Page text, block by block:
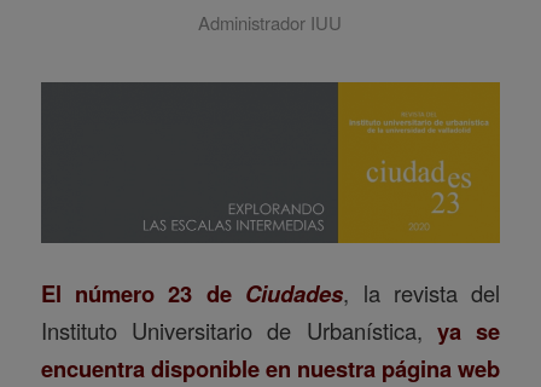
Administrador IUU
El número 23 de Ciudades, la revista del
Instituto Universitario de Urbanística,ya se
encuentra disponible en nuestra página web